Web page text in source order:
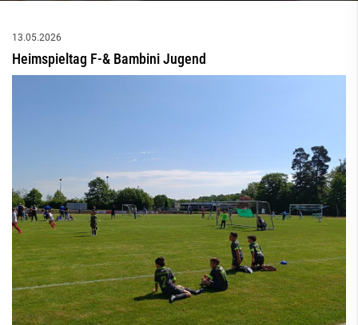
13.05.2026
Heimspieltag F-& Bambini Jugend